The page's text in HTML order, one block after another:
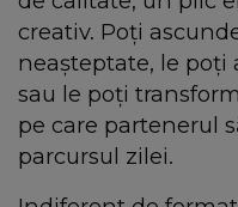
creativ. Poți
neașteptate, le poți
sau le poți
pe care partenerul
parcursul zilei.